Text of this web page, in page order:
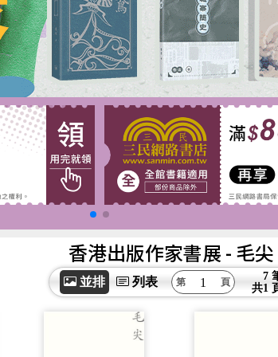
香港出版作家書展 - 毛尖
並排 列表 共
7
1